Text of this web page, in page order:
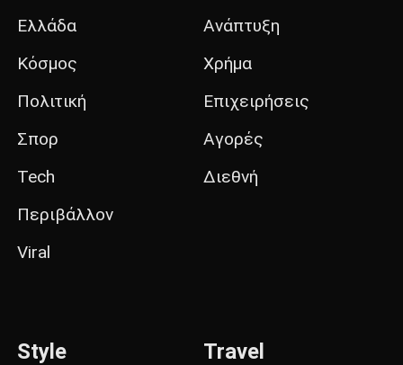
Ελλάδα
Κόσμος
Πολιτική
Σπορ
Tech
Περιβάλλον
Viral
Ανάπτυξη
Χρήμα
Επιχειρήσεις
Αγορές
Διεθνή
Style Travel